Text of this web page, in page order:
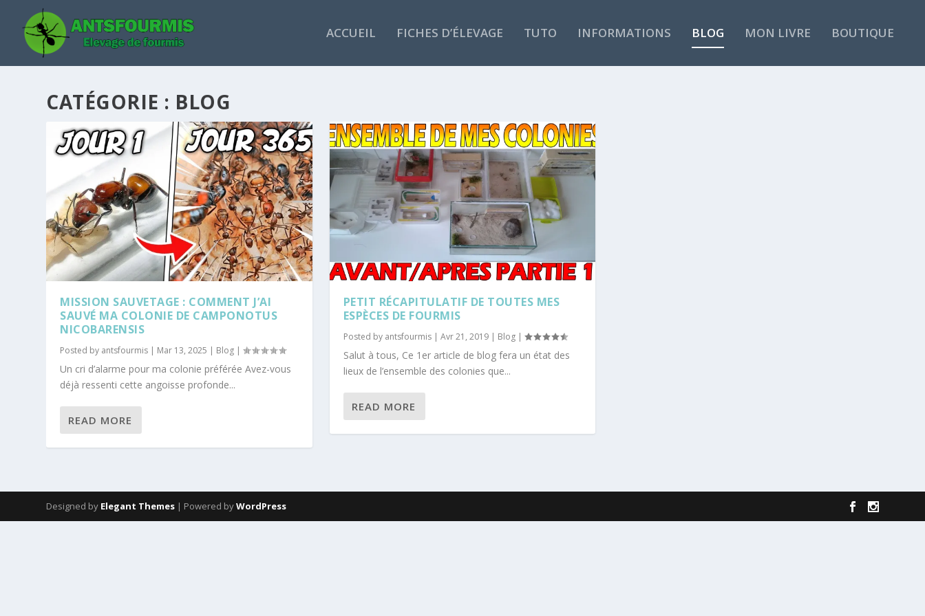
ACCUEIL FICHES D’ÉLEVAGE TUTO INFORMATIONS BLOG MON LIVRE BOUTIQUE
CATÉGORIE : BLOG
MISSION SAUVETAGE : COMMENT J’AI
SAUVÉ MA COLONIE DE CAMPONOTUS
NICOBARENSIS
Posted by antsfourmis | Mar 13, 2025 | Blog |
Un cri d’alarme pour ma colonie préférée Avez-vous
déjà ressenti cette angoisse profonde...
READ MORE
PETIT RÉCAPITULATIF DE TOUTES MES
ESPÈCES DE FOURMIS
Posted by antsfourmis| Avr 21, 2019| Blog|
Salut à tous, Ce 1er article de blog fera un état des
lieux de l’ensemble des colonies que...
READ MORE
Designed by Elegant Themes | Powered byWordPress